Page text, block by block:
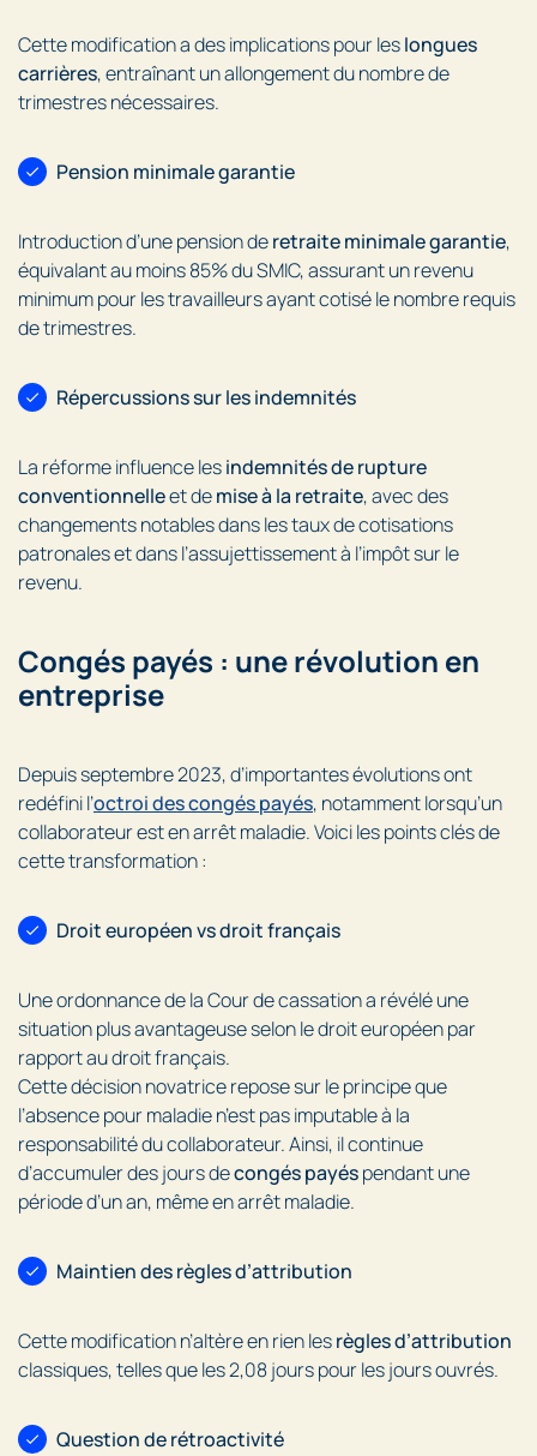
Cette modification a des implications pour leslongues
carrières, entraînant un allongement du nombre de
trimestres nécessaires.
Pension minimale garantie
Introduction d’une pension deretraite minimale garantie,
équivalant au moins 85% du SMIC, assurant un revenu
minimum pour les travailleurs ayant cotisé le nombre requis
de trimestres.
Répercussions sur les indemnités
La réforme influence lesindemnités de rupture
conventionnelleet demise à la retraite, avec des
changements notables dans les taux de cotisations
patronales et dans l’assujettissement à l’impôt sur le
revenu.
Congés payés : une révolution en
entreprise
Depuis septembre 2023, d’importantes évolutions ont
redéfini l’octroi des congés payés, notamment lorsqu’un
collaborateur est en arrêt maladie. Voici les points clés de
cette transformation :
Droit européen vs droit français
Une ordonnance de la Cour de cassation a révélé une
situation plus avantageuse selon le droit européen par
rapport au droit français.
Cette décision novatrice repose sur le principe que
l’absence pour maladie n’est pas imputable à la
responsabilité du collaborateur. Ainsi, il continue
d’accumuler des jours decongés payéspendant une
période d’un an, même en arrêt maladie.
Maintien des règles d’attribution
Cette modification n’altère en rien lesrègles d’attribution
classiques, telles que les 2,08 jours pour les jours ouvrés.
Question de rétroactivité